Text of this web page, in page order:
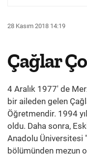
28 Kasım 2018 14:19
Çağlar
4 Aralık 1977' de
bir aileden gelen
Öğretmendir. 1994
oldu. Daha sonra,
Anadolu Üniversitesi
bölümünden mezun